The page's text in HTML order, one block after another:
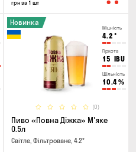
грн за 1 шт
Міцність
4.2 °
Гіркота
15 IBU
Щільність
10.4%
(0)
Новинка
Пиво «Повна Діжка» М'яке
0.5л
Світле, Фільтроване, 4.2°